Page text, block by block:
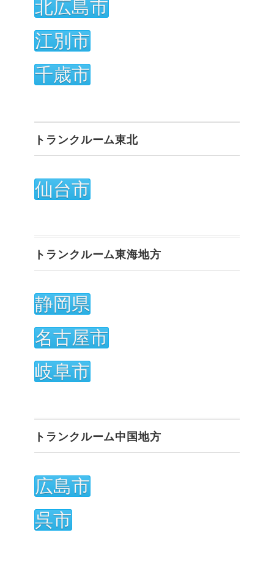
北広島市
江別市
千歳市
トランクルーム東北
仙台市
トランクルーム東海地方
静岡県
名古屋市
岐阜市
トランクルーム中国地方
広島市
呉市